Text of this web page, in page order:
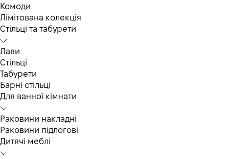
Комоди
Лімітована колекція
Стільці та табурети
Лави
Стільці
Табурети
Барні стільці
Для ванної кімнати
Раковини накладні
Раковини підлогові
Дитячі меблі